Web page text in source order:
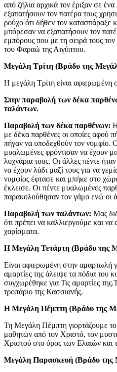
από ζήλια αρχικά τον έριξαν σε
εξαπατήσουν τον πατέρα τους
ρούχο ότι δήθεν τον κατασπάραξε
μπόρεσαν να εξαπατήσουν τον
εμπόρους που με τη σειρά τους
του Φαραώ της Αιγύπτου.
Μεγάλη Τρίτη (Βράδυ της
Η μεγάλη Τρίτη είναι αφιερωμένη
Στην παραβολή των δέκα
ταλάντων.
Παραβολή των δέκα παρθένων:
με δέκα παρθένες οι οποίες αφού
πήγαν να υποδεχθούν τον νυμφίο.
μυαλωμένες φρόντισαν να έχουν
λυχνάρια τους. Οι άλλες πέντε
να έχουν λάδι μαζί τους για να
νυμφίος έφτασε και μπήκε στο
έκλεισε. Οι πέντε μυαλωμένες
παρακολούθησαν τον γάμο ενώ οι
Παραβολή των ταλάντων: Μας
ότι πρέπει να καλλιεργούμε και
χαρίσματα.
Η Μεγάλη Τετάρτη (Βράδυ της
Είναι αφιερωμένη στην αμαρτωλή
αμαρτίες της άλειψε τα πόδια του
συγχωρέθηκε για Τις αμαρτίες
τροπάριο της Κασσιανής.
Η Μεγάλη Πέμπτη (Βράδυ της
Τη Μεγάλη Πέμπτη γιορτάζουμε
μαθητών από τον Χριστό, τον
Χριστού στο όρος των Ελαιών και
Μεγάλη Παρασκευή (Βράδυ της